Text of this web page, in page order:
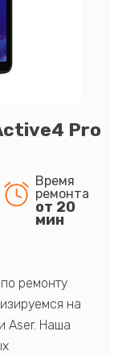
Pro
Время
ремонта
от 20
мин
ремонту
на
Aser. Наша